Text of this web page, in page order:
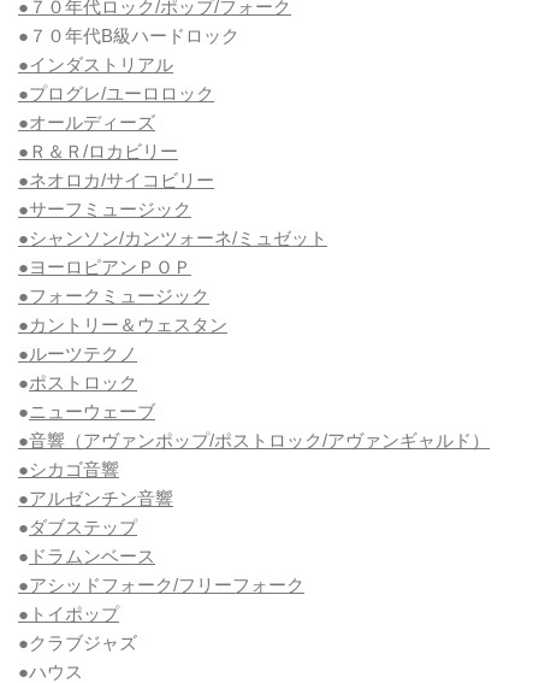
●７０年代ロック/ポップ/フォーク
●７０年代B級ハードロック
●インダストリアル
●プログレ/ユーロロック
●オールディーズ
●Ｒ＆Ｒ/ロカビリー
●ネオロカ/サイコビリー
●サーフミュージック
●シャンソン/カンツォーネ/ミュゼット
●ヨーロピアンＰＯＰ
●フォークミュージック
●カントリー＆ウェスタン
●ルーツテクノ
●ポストロック
●ニューウェーブ
●音響（アヴァンポップ/ポストロック/アヴァンギャルド）
●シカゴ音響
●アルゼンチン音響
●ダブステップ
● ドラムンベース
●アシッドフォーク/フリーフォーク
●トイポップ
●クラブジャズ
●ハウス